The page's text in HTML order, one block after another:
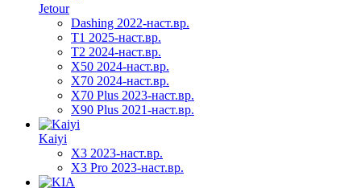
Jetour
Dashing 2022-наст.вр.
T1 2025-наст.вр.
T2 2024-наст.вр.
X50 2024-наст.вр.
X70 2024-наст.вр.
X70 Plus 2023-наст.вр.
X90 Plus 2021-наст.вр.
Kaiyi
X3 2023-наст.вр.
X3 Pro 2023-наст.вр.